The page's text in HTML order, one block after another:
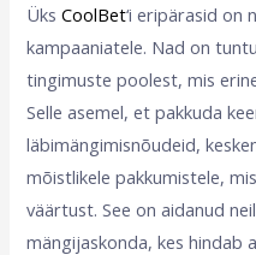
ÜksCoolBet‘i eripärasid on
kampaaniatele. Nad on
tingimuste poolest, mis
Selle asemel, et pakkuda
läbimängimisnõudeid,
mõistlikele pakkumistele,
väärtust. See on aidanud
mängijaskonda, kes hindab